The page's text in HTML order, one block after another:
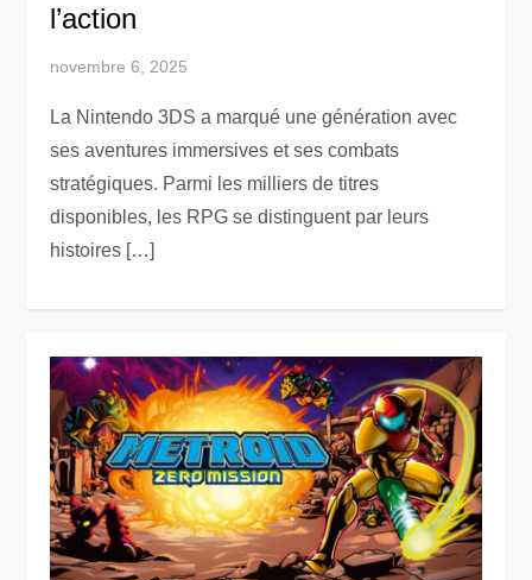
l’action
novembre 6, 2025
La Nintendo 3DS a marqué une génération avec
ses aventures immersives et ses combats
stratégiques. Parmi les milliers de titres
disponibles, les RPG se distinguent par leurs
histoires […]